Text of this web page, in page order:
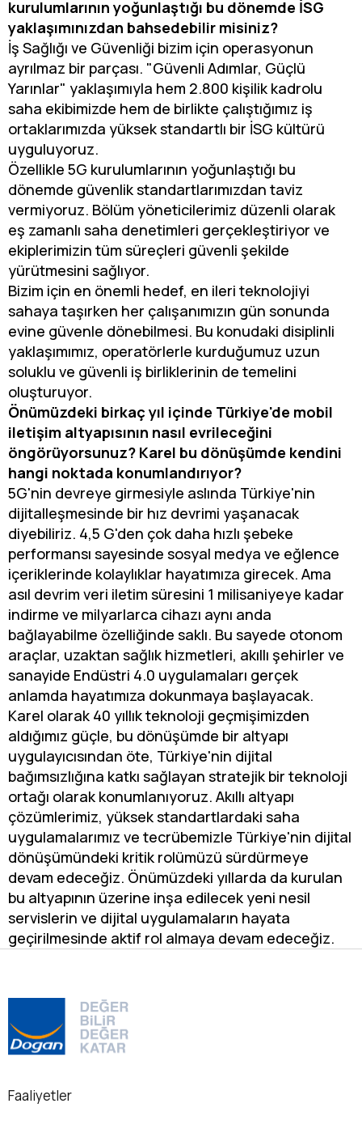
kurulumlarının yoğunlaştığı bu dönemde İSG
yaklaşımınızdan bahsedebilir misiniz?
İş Sağlığı ve Güvenliği bizim için operasyonun
ayrılmaz bir parçası. "Güvenli Adımlar, Güçlü
Yarınlar" yaklaşımıyla hem 2.800 kişilik kadrolu
saha ekibimizde hem de birlikte çalıştığımız iş
ortaklarımızda yüksek standartlı bir İSG kültürü
uyguluyoruz.
Özellikle 5G kurulumlarının yoğunlaştığı bu
dönemde güvenlik standartlarımızdan taviz
vermiyoruz. Bölüm yöneticilerimiz düzenli olarak
eş zamanlı saha denetimleri gerçekleştiriyor ve
ekiplerimizin tüm süreçleri güvenli şekilde
yürütmesini sağlıyor.
Bizim için en önemli hedef, en ileri teknolojiyi
sahaya taşırken her çalışanımızın gün sonunda
evine güvenle dönebilmesi. Bu konudaki disiplinli
yaklaşımımız, operatörlerle kurduğumuz uzun
soluklu ve güvenli iş birliklerinin de temelini
oluşturuyor.
Önümüzdeki birkaç yıl içinde Türkiye'de mobil
iletişim altyapısının nasıl evrileceğini
öngörüyorsunuz? Karel bu dönüşümde kendini
hangi noktada konumlandırıyor?
5G'nin devreye girmesiyle aslında Türkiye'nin
dijitalleşmesinde bir hız devrimi yaşanacak
diyebiliriz. 4,5 G'den çok daha hızlı şebeke
performansı sayesinde sosyal medya ve eğlence
içeriklerinde kolaylıklar hayatımıza girecek. Ama
asıl devrim veri iletim süresini 1 milisaniyeye kadar
indirme ve milyarlarca cihazı aynı anda
bağlayabilme özelliğinde saklı. Bu sayede otonom
araçlar, uzaktan sağlık hizmetleri, akıllı şehirler ve
sanayide Endüstri 4.0 uygulamaları gerçek
anlamda hayatımıza dokunmaya başlayacak.
Karel olarak 40 yıllık teknoloji geçmişimizden
aldığımız güçle, bu dönüşümde bir altyapı
uygulayıcısından öte, Türkiye'nin dijital
bağımsızlığına katkı sağlayan stratejik bir teknoloji
ortağı olarak konumlanıyoruz. Akıllı altyapı
çözümlerimiz, yüksek standartlardaki saha
uygulamalarımız ve tecrübemizle Türkiye'nin dijital
dönüşümündeki kritik rolümüzü sürdürmeye
devam edeceğiz. Önümüzdeki yıllarda da kurulan
bu altyapının üzerine inşa edilecek yeni nesil
servislerin ve dijital uygulamaların hayata
geçirilmesinde aktif rol almaya devam edeceğiz.
Faaliyetler